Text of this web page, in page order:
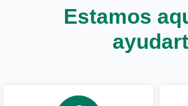
Estamos